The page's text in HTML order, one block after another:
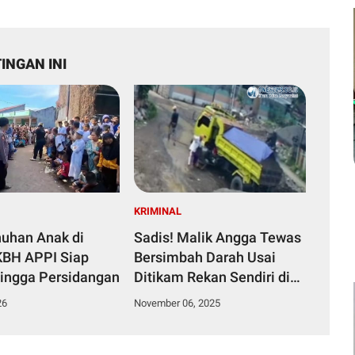
INI
Anak di
APPI Siap
Persidangan
KRIMINAL
Sadis! Malik Angga Tewas
Bersimbah Darah Usai
Ditikam Rekan Sendiri di
Buntusu
November 06, 2025